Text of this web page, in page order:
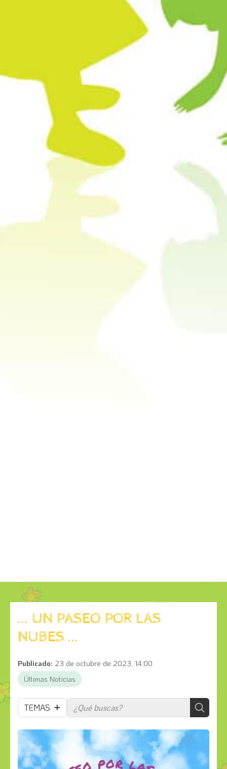
... UN PASEO POR LAS
NUBES ...
Publicado: 23 de octubre de 2023, 14:00
Últimas Noticias
TEMAS